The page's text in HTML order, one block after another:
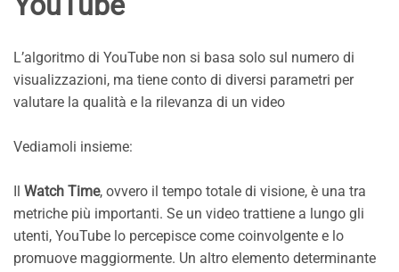
L’algoritmo di YouTube non si basa solo sul numero di
visualizzazioni, ma tiene conto di diversi parametri per
valutare la qualità e la rilevanza di un video
Vediamoli insieme:
Il Watch Time, ovvero il tempo totale di visione, è una tra
metriche più importanti. Se un video trattiene a lungo gli
utenti, YouTube lo percepisce come coinvolgente e lo
promuove maggiormente. Un altro elemento determinante